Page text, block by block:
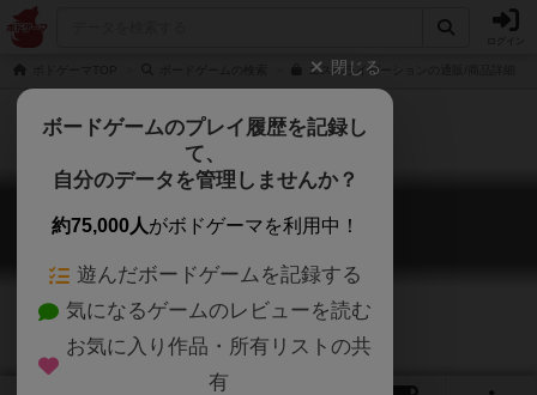
エスペライゼーションの通販/商品詳細
エスペライゼーション
Esperaization
閉じる
ボードゲームのプレイ履歴を記録し
て、
自分のデータを管理しませんか？
約75,000人がボドゲーマを利用中！
遊んだボードゲームを記録する
気になるゲームのレビューを読む
お気に入り作品・所有リストの共
有